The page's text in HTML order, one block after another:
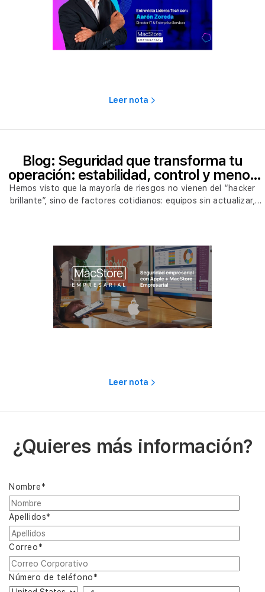
Leer nota
Blog: Seguridad que transforma tu
operación: estabilidad, control y menos
riesgos en tu empresa
Hemos visto que la mayoría de riesgos no vienen del “hacker
brillante”, sino de factores cotidianos: equipos sin actualizar,
Leer nota
¿Quieres más información?
Nombre*
Apellidos*
Correo*
Número de teléfono*